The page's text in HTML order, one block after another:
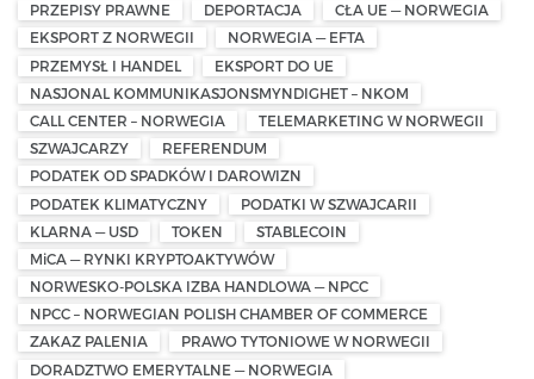
PRZEPISY PRAWNE
DEPORTACJA
CŁA UE — NORWEGIA
EKSPORT Z NORWEGII
NORWEGIA — EFTA
PRZEMYSŁ I HANDEL
EKSPORT DO UE
NASJONAL KOMMUNIKASJONSMYNDIGHET – NKOM
CALL CENTER – NORWEGIA
TELEMARKETING W NORWEGII
SZWAJCARZY
REFERENDUM
PODATEK OD SPADKÓW I DAROWIZN
PODATEK KLIMATYCZNY
PODATKI W SZWAJCARII
KLARNA — USD
TOKEN
STABLECOIN
MiCA — RYNKI KRYPTOAKTYWÓW
NORWESKO-POLSKA IZBA HANDLOWA — NPCC
NPCC – NORWEGIAN POLISH CHAMBER OF COMMERCE
ZAKAZ PALENIA
PRAWO TYTONIOWE W NORWEGII
DORADZTWO EMERYTALNE — NORWEGIA